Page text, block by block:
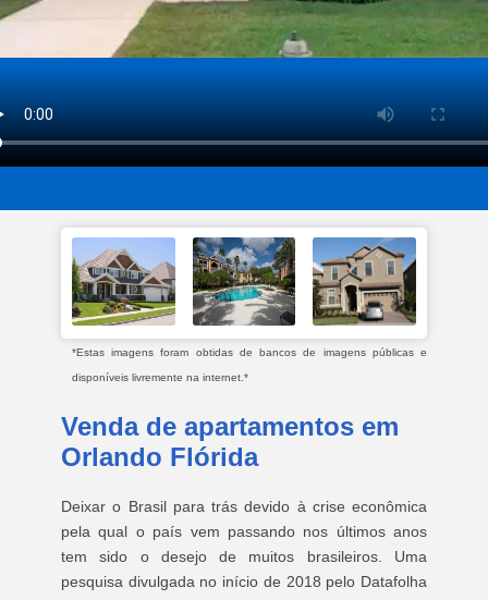
*Estas imagens foram obtidas de bancos de imagens públicas e
disponíveis livremente na internet.*
Venda de apartamentos em
Orlando Flórida
Deixar o Brasil para trás devido à crise econômica
pela qual o país vem passando nos últimos anos
tem sido o desejo de muitos brasileiros. Uma
pesquisa divulgada no início de 2018 pelo Datafolha